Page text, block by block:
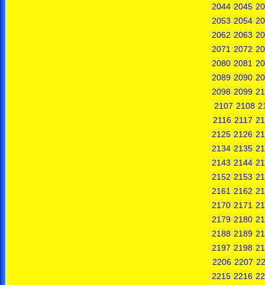
2044 2045
2053 2054
2062 2063
2071 2072
2080 2081
2089 2090
2098 2099
2107 2108
2116 2117
2125 2126
2134 2135
2143 2144
2152 2153
2161 2162
2170 2171
2179 2180
2188 2189
2197 2198
2206 2207
2215 2216